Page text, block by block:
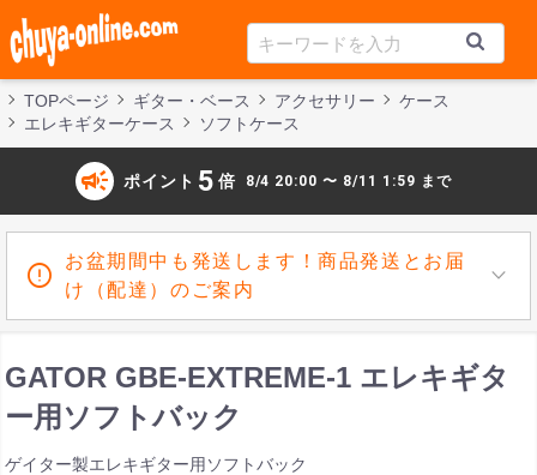
TOPページ ギター・ベース アクセサリー
ケース
エレキギターケース
ソフトケース
campaign ポイント 5 倍 8/4 20:00 〜 8/11 1:59 まで
お盆期間中も発送します！商品発送とお届
け（配達）のご案内
GATOR GBE-EXTREME-1 エレキギタ
ー用ソフトバック
ゲイター製エレキギター用ソフトバック